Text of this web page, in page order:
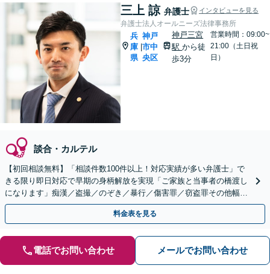
三上 諒 弁護士 インタビューを見る
弁護士法人オールニーズ法律事務所
兵
庫
県
神戸
市中
央区
神戸三宮
駅から徒
歩3分
営業時間：09:00~
21:00（土日祝
日）
談合・カルテル
【初回相談無料】「相談件数100件以上！対応実績が多い弁護士」で
きる限り即日対応で早期の身柄解放を実現「ご家族と当事者の橋渡し
になります」痴漢／盗撮／のぞき／暴行／傷害罪／窃盗罪その他幅広
く【夜間休日対応可能】【三宮駅徒歩5分】
料金表を見る
電話でお問い合わせ メールでお問い合わせ